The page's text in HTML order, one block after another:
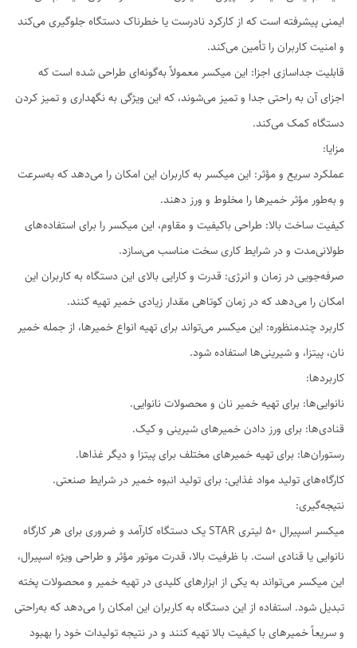
ایمنی پیشرفته است که از کارکرد نادرست یا خطرناک دستگاه جلوگیری می‌کند
و امنیت کاربران را تأمین می‌کند.
قابلیت جداسازی اجزا: این میکسر معمولاً به‌گونه‌ای طراحی شده است که
اجزای آن به راحتی جدا و تمیز می‌شوند، که این ویژگی به نگهداری و تمیز کردن
دستگاه کمک می‌کند.
مزایا:
عملکرد سریع و مؤثر: این میکسر به کاربران این امکان را می‌دهد که به‌سرعت
و به‌طور مؤثر خمیرها را مخلوط و ورز دهند.
کیفیت ساخت بالا: طراحی باکیفیت و مقاوم، این میکسر را برای استفاده‌های
طولانی‌مدت و در شرایط کاری سخت مناسب می‌سازد.
صرفه‌جویی در زمان و انرژی: قدرت و کارایی بالای این دستگاه به کاربران این
امکان را می‌دهد که در زمان کوتاهی مقدار زیادی خمیر تهیه کنند.
کاربرد چندمنظوره: این میکسر می‌تواند برای تهیه انواع خمیرها، از جمله خمیر
نان، پیتزا، و شیرینی‌ها استفاده شود.
کاربردها:
نانوایی‌ها: برای تهیه خمیر نان و محصولات نانوایی.
قنادی‌ها: برای ورز دادن خمیرهای شیرینی و کیک.
رستوران‌ها: برای تهیه خمیرهای مختلف برای پیتزا و دیگر غذاها.
کارگاه‌های تولید مواد غذایی: برای تولید انبوه خمیر در شرایط صنعتی.
نتیجه‌گیری:
میکسر اسپیرال 50 لیتری STAR یک دستگاه کارآمد و ضروری برای هر کارگاه
نانوایی یا قنادی است. با ظرفیت بالا، قدرت موتور مؤثر و طراحی ویژه اسپیرال،
این میکسر می‌تواند به یکی از ابزارهای کلیدی در تهیه خمیر و محصولات پخته
تبدیل شود. استفاده از این دستگاه به کاربران این امکان را می‌دهد که به‌راحتی
و سریعاً خمیرهای با کیفیت بالا تهیه کنند و در نتیجه تولیدات خود را بهبود